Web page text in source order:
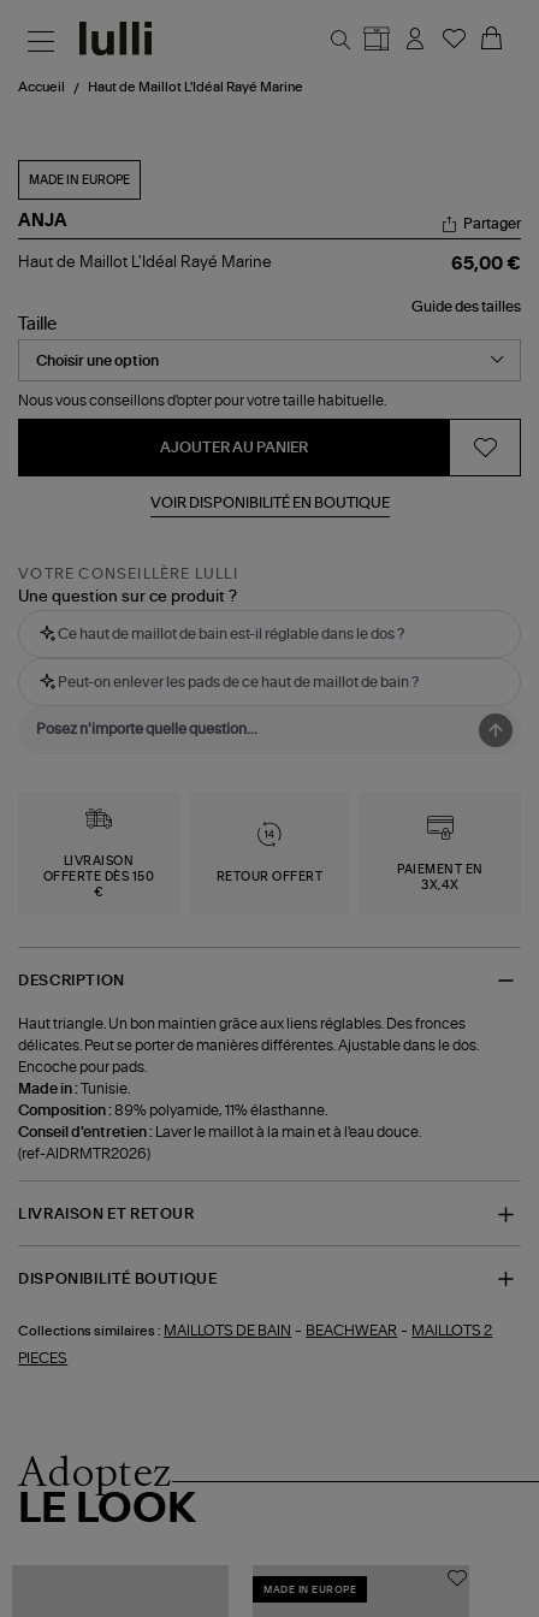
Accueil Haut de Maillot L'Idéal Rayé Marine
MADE IN EUROPE
ANJA
Haut
L'Idéal
Rayé
Marine
Partager
Haut de Maillot L'Idéal Rayé Marine 65,00 €
Guide des tailles
Taille
Nous vous conseillons d'opter pour votre taille habituelle.
AJOUTER AU PANIER
VOIR DISPONIBILITÉ EN BOUTIQUE
VOTRE CONSEILLÈRE LULLI
Une question sur ce produit ?
Ce haut de maillot de bain est-il réglable dans le dos ?
Peut-on enlever les pads de ce haut de maillot de bain ?
LIVRAISON
OFFERTE DÈS 150
€
RETOUR OFFERT
PAIEMENT EN
3X,4X
DESCRIPTION
Haut triangle. Un bon maintien grâce aux liens réglables. Des fronces
délicates. Peut se porter de manières différentes. Ajustable dans le dos.
Encoche pour pads.
Made in :
Tunisie.
Composition :89% polyamide, 11% élasthanne.
Conseil d'entretien : Laver le maillot à la main et à l'eau douce.
(ref-AIDRMTR2026)
LIVRAISON ET RETOUR
DISPONIBILITÉ BOUTIQUE
Collections similaires : MAILLOTS DE BAIN - BEACHWEAR - MAILLOTS 2
PIECES
Adoptez
LE LOOK
MADE IN EUROPE